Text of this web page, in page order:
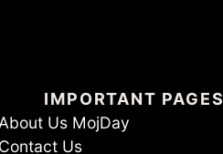
IMPORTANT PAGES
About Us MojDay
Contact Us